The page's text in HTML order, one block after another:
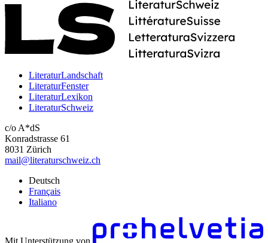
LiteraturLandschaft
LiteraturFenster
LiteraturLexikon
LiteraturSchweiz
c/o A*dS
Konradstrasse 61
8031 Zürich
mail@literaturschweiz.ch
Deutsch
Français
Italiano
Mit Unterstützung von